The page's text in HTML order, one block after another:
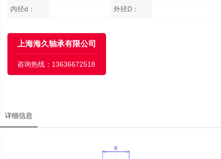
内径d： 外径D：
上海海久轴承有限公司
咨询热线： 13636672518
详细信息